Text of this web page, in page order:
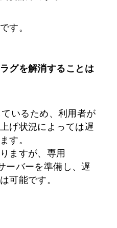
す。
グを解消することは
いるため、利用者が
げ状況によっては遅
す。
ますが、専用
ーバーを準備し、遅
可能です。